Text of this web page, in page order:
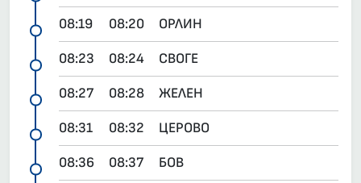
08:19 08:20 ОРЛИН
08:23 08:24 СВОГЕ
08:27 08:28 ЖЕЛЕН
08:31 08:32 ЦЕРОВО
08:36 08:37 БОВ